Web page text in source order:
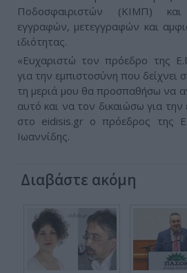
Ποδοσφαιριστών (ΚΙΜΠ) και
εγγραφών, μετεγγραφών και
ιδιότητας.
«Ευχαριστώ τον πρόεδρο της
για την εμπιστοσύνη που
τη μεριά μου θα προσπαθήσω να
αυτό και να τον δικαιώσω για
στο eidisis.gr ο πρόεδρος της
Ιωαννίδης.
Διαβάστε ακόμη